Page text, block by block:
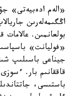
«الەم ادەبيەتى»
اڭگىمەلەرىن
بولعانمىن.
«فوليانت»
جيناعى باسىلىپ
قاققانىم بار.
باستىسى،